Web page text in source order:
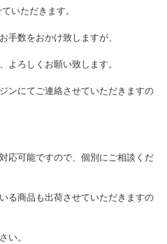
いただきます。
数をおかけ致しますが、
ろしくお願い致します。
ンにてご連絡させていただきますの
応可能ですので、個別にご相談くだ
る商品も出荷させていただきますの
い。